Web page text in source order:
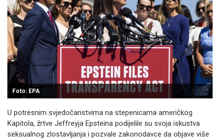
Foto: EPA
U potresnim svjedočanstvima na stepenicama američkog
Kapitola, žrtve Jeffreyja Epsteina podijelile su svoja iskustva
seksualnog zlostavljanja i pozvale zakonodavce da objave više